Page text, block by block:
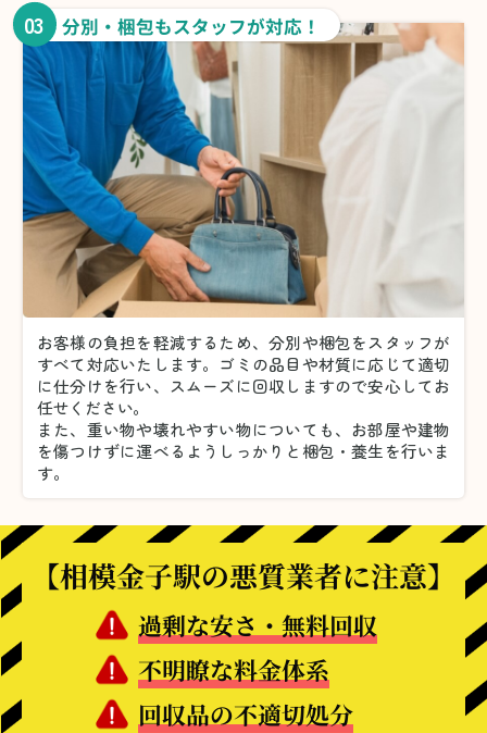
03 分別・梱包もスタッフが対応！
お客様の負担を軽減するため、分別や梱包をスタッフが
すべて対応いたします。 ゴミの品目や材質に応じて適切
に仕分けを行い、スムーズに回収しますので安心してお
任せください。
また、重い物や壊れやすい物についても、お部屋や建物
を傷つけずに運べるようしっかりと梱包・養生を行いま
す。
【相模金子駅の悪質業者に注意】
過剰な安さ・無料回収
不明瞭な料金体系
回収品の不適切処分